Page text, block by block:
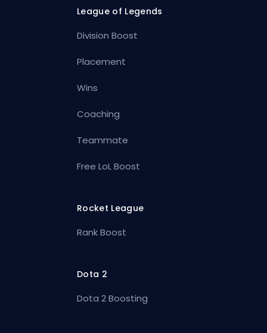
League of Legends
Division Boost
Placement
Wins
Coaching
Teammate
Free LoL Boost
Rocket League
Rank Boost
Dota 2
Dota 2 Boosting